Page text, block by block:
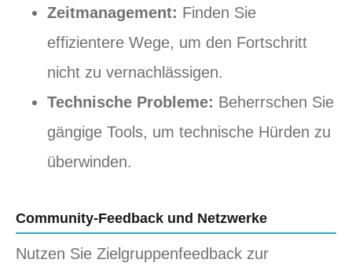
Zeitmanagement: Finden Sie
effizientere Wege, um den Fortschritt
nicht zu vernachlässigen.
Technische Probleme: Beherrschen Sie
gängige Tools, um technische Hürden zu
überwinden.
Community-Feedback und Netzwerke
Nutzen Sie Zielgruppenfeedback zur